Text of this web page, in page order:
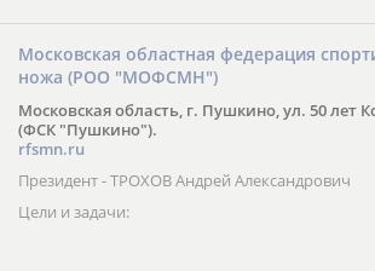
Московская областная федерация
ножа (РОО "МОФСМН")
Московская область, г. Пушкино, ул. 50 лет
(ФСК "Пушкино").
rfsmn.ru
Президент - ТРОХОВ Андрей Александрович
Цели и задачи: